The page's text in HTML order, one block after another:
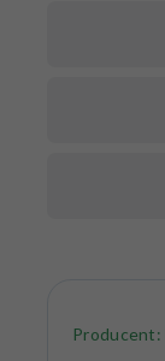
Producent: